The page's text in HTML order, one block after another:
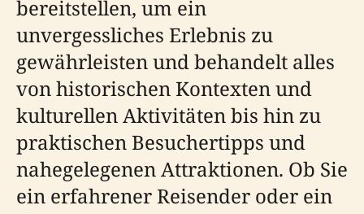
bereitstellen, um ein
unvergessliches Erlebnis zu
gewährleisten und behandelt alles
von historischen Kontexten und
kulturellen Aktivitäten bis hin zu
praktischen Besuchertipps und
nahegelegenen Attraktionen. Ob Sie
ein erfahrener Reisender oder ein